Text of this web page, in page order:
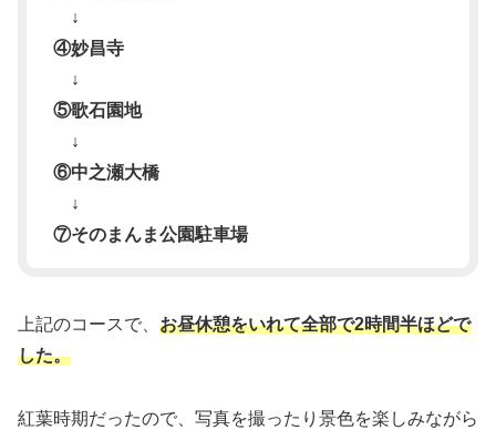
↓
④妙昌寺
↓
⑤歌石園地
↓
⑥中之瀬大橋
↓
⑦そのまんま公園駐車場
上記のコースで、 お昼休憩をいれて全部で2時間半ほどで
した。
紅葉時期だったので、写真を撮ったり景色を楽しみながら